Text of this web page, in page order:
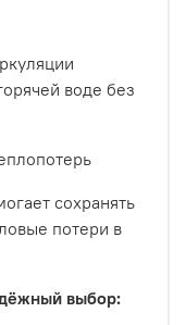
воде без
сохранять
потери в
выбор: